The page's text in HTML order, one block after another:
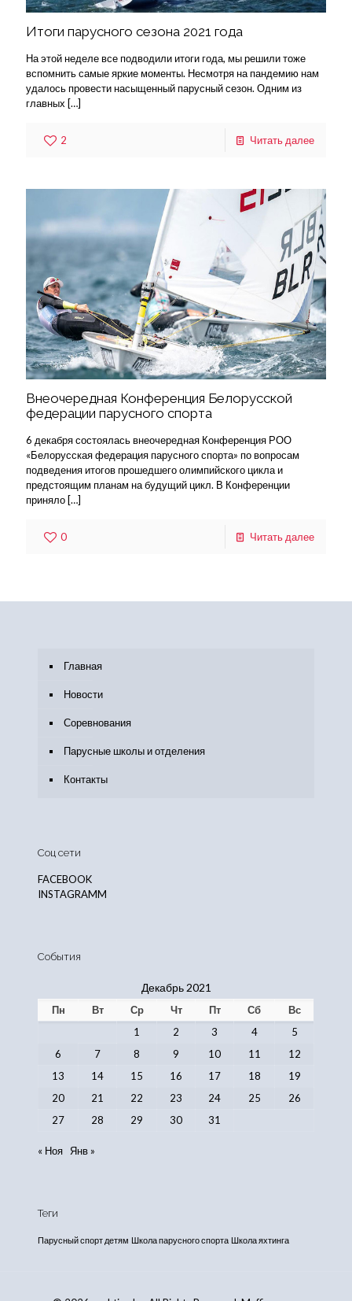
Итоги парусного сезона 2021 года
На этой неделе все подводили итоги года, мы решили тоже
вспомнить самые яркие моменты. Несмотря на пандемию нам
удалось провести насыщенный парусный сезон. Одним из
главных […]
2 Читать далее
Внеочередная Конференция Белорусской
федерации парусного спорта
6 декабря состоялась внеочередная Конференция РОО
«Белорусская федерация парусного спорта» по вопросам
подведения итогов прошедшего олимпийского цикла и
предстоящим планам на будущий цикл. В Конференции
приняло […]
0 Читать далее
Главная
Новости
Соревнования
Парусные школы и отделения
Контакты
Соц сети
FACEBOOK
INSTAGRAMM
События
Декабрь 2021
Пн Вт Ср Чт Пт Сб
Вс
1
2 3 4
5
6
7 8 9 10 11
12
13
14 15 16 17 18
19
20
21 22 23 24 25
26
27
28 29 30 31
« Ноя Янв »
Теги
Парусный спорт детям Школа парусного спорта Школа яхтинга